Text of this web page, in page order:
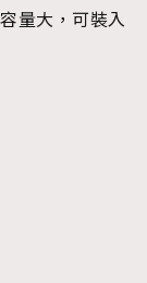
量大，可裝入